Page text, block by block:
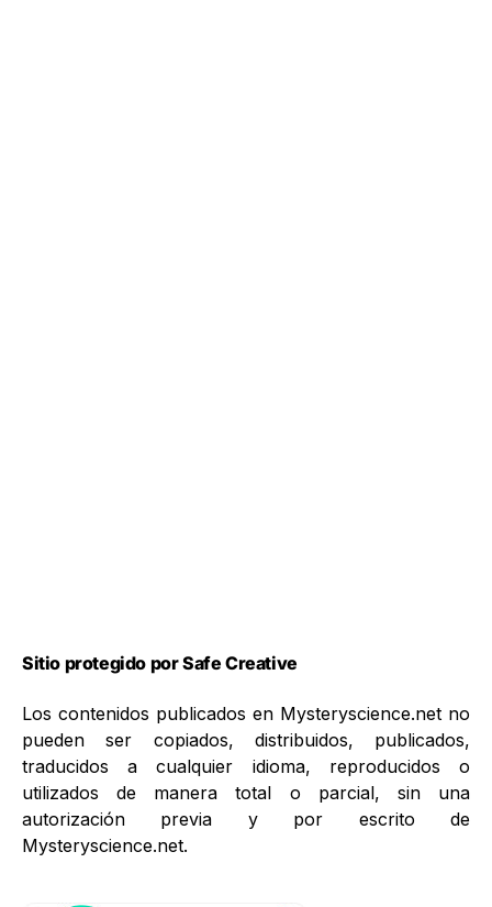
Sitio protegido por Safe Creative
Los contenidos publicados en Mysteryscience.net no
pueden ser copiados, distribuidos, publicados,
traducidos a cualquier idioma, reproducidos o
utilizados de manera total o parcial, sin una
autorización previa y por escrito de
Mysteryscience.net.